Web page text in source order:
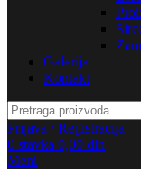
Galerija
Kontakt
Prijava / Registracija
0 stavka 0,00 din
Meni